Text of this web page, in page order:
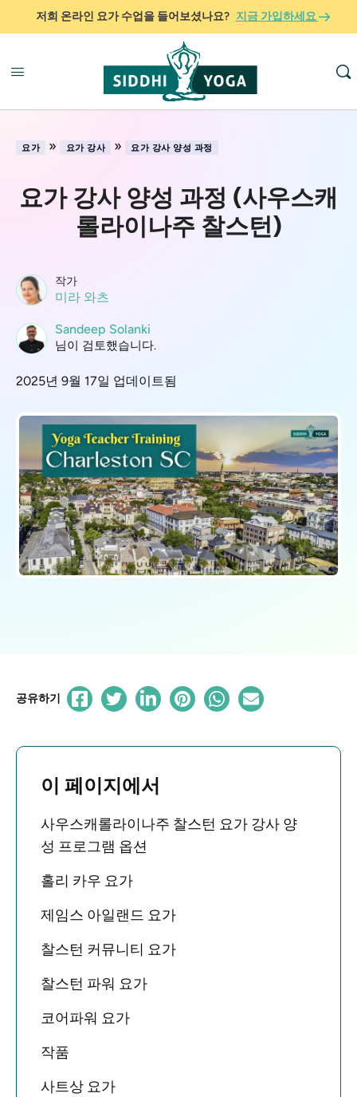
저희 온라인 요가 수업을 들어보셨나요? 지금 가입하세요
요가 » 요가 강사 » 요가 강사 양성 과정
요가 강사 양성 과정 (사우스캐
롤라이나주 찰스턴)
작가
미라 와츠
Sandeep Solanki
님이 검토했습니다.
2025년 9월 17일 업데이트됨
공유하기
이 페이지에서
사우스캐롤라이나주 찰스턴 요가 강사 양
성 프로그램 옵션
홀리 카우 요가
제임스 아일랜드 요가
찰스턴 커뮤니티 요가
찰스턴 파워 요가
코어파워 요가
작품
사트상 요가